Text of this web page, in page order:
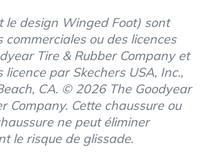
le design Winged Foot) sont
commerciales ou des licences
Tire & Rubber Company et
licence par Skechers USA, Inc.,
CA. © 2026 The Goodyear
Company. Cette chaussure ou
ne peut éliminer
le risque de glissade.